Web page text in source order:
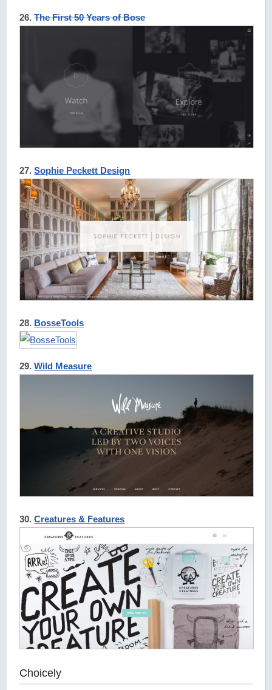
26.The First 50 Years of Bose
27.Sophie Peckett Design
28. BosseTools
29.Wild Measure
30.Creatures & Features
Choicely